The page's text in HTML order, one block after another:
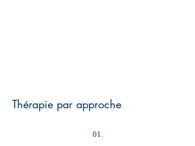
Thérapie par approche
01.